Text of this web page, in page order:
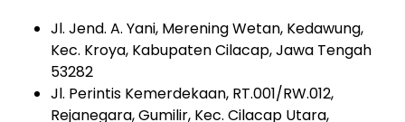
Jl. Jend. A. Yani, Merening Wetan, Kedawung,
Kec. Kroya, Kabupaten Cilacap, Jawa Tengah
53282
Jl. Perintis Kemerdekaan, RT.001/RW.012,
Rejanegara, Gumilir, Kec. Cilacap Utara,